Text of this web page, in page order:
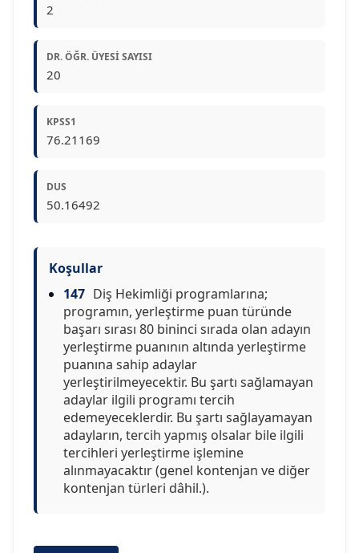
2
DR. ÖĞR. ÜYESI SAYISI
20
KPSS1
76.21169
DUS
50.16492
Koşullar
147 Diş Hekimliği programlarına;
programın, yerleştirme puan türünde
başarı sırası 80 bininci sırada olan adayın
yerleştirme puanının altında yerleştirme
puanına sahip adaylar
yerleştirilmeyecektir. Bu şartı sağlamayan
adaylar ilgili programı tercih
edemeyeceklerdir. Bu şartı sağlayamayan
adayların, tercih yapmış olsalar bile ilgili
tercihleri yerleştirme işlemine
alınmayacaktır (genel kontenjan ve diğer
kontenjan türleri dâhil.).